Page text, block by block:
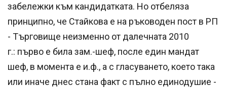
забележки към кандидатката. Но отбеляза
принципно, че Стайкова е на ръководен пост в РП
- Търговище неизменно от далечната 2010
г.: първо е била зам.-шеф, после един мандат
шеф, в момента е и.ф., а с гласуването, което така
или иначе днес стана факт с пълно единодушие -